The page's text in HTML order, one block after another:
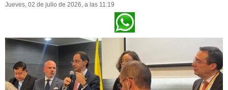
Jueves, 02 de julio de 2026, a las 11:19